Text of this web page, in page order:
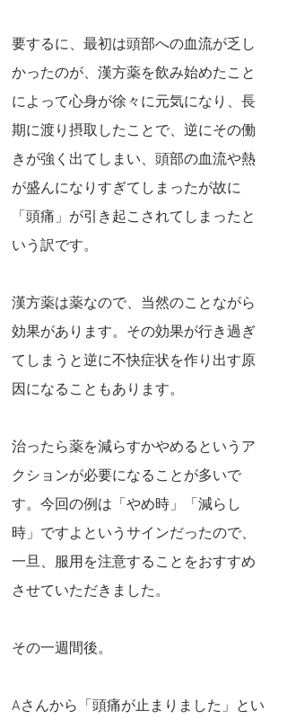
要するに、最初は頭部への血流が乏し
かったのが、漢方薬を飲み始めたこと
によって心身が徐々に元気になり、長
期に渡り摂取したことで、逆にその働
きが強く出てしまい、頭部の血流や熱
が盛んになりすぎてしまったが故に
「頭痛」が引き起こされてしまったと
いう訳です。
漢方薬は薬なので、当然のことながら
効果があります。その効果が行き過ぎ
てしまうと逆に不快症状を作り出す原
因になることもあります。
治ったら薬を減らすかやめるというア
クションが必要になることが多いで
す。今回の例は「やめ時」「減らし
時」ですよというサインだったので、
一旦、服用を注意することをおすすめ
させていただきました。
その一週間後。
Aさんから「頭痛が止まりました」とい